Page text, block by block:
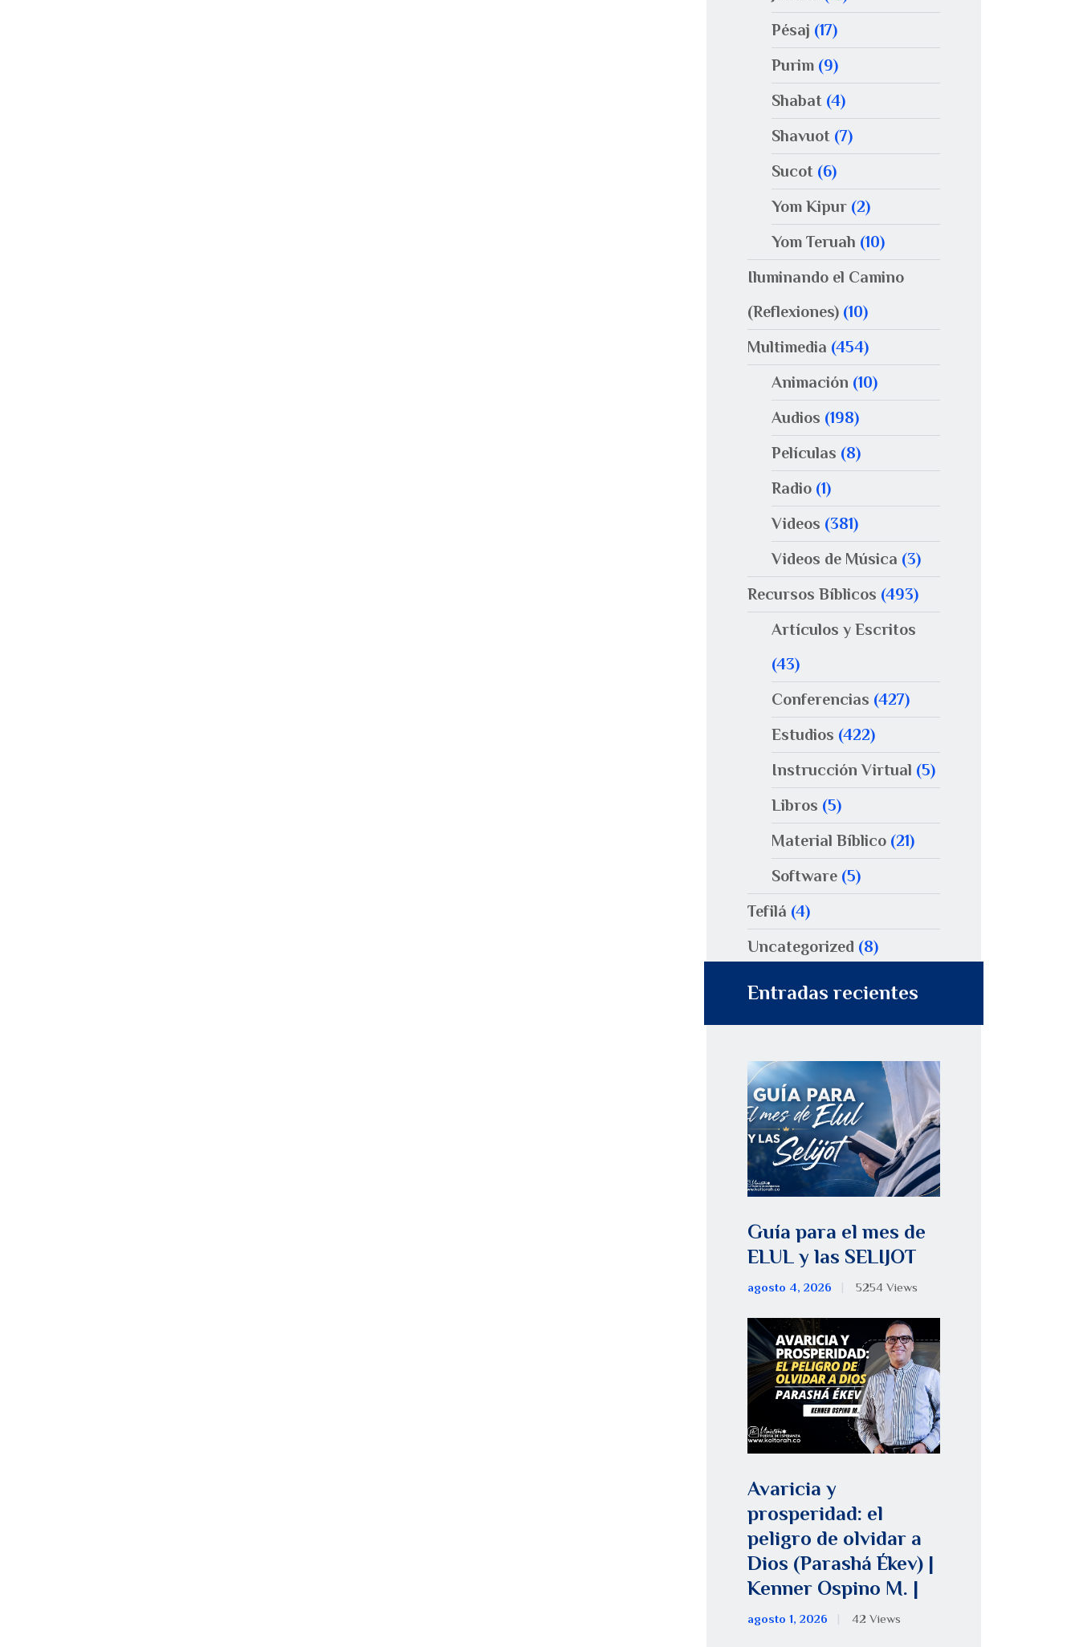
Pésaj (17)
Purim (9)
Shabat (4)
Shavuot (7)
Sucot (6)
Yom Kipur (2)
Yom Teruah (10)
Iluminando el Camino
(Reflexiones) (10)
Multimedia (454)
Animación (10)
Audios (198)
Películas (8)
Radio (1)
Videos (381)
Videos de Música (3)
Recursos Bíblicos (493)
Artículos y Escritos
(43)
Conferencias (427)
Estudios (422)
Instrucción Virtual (5)
Libros (5)
Material Bíblico (21)
Software (5)
Tefilá (4)
Uncategorized (8)
Entradas recientes
Guía para el mes de
ELUL y las SELIJOT
agosto 4, 2026 5254 Views
Avaricia y
prosperidad: el
peligro de olvidar a
Dios (Parashá Ékev) |
Kenner Ospino M. |
agosto 1, 2026 42 Views